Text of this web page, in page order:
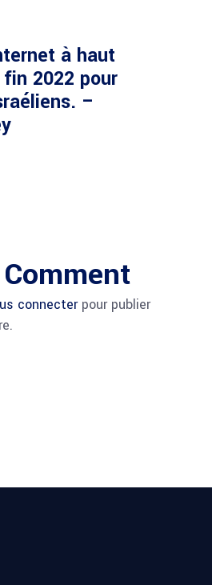
à haut
2022 pour
–
connecterpour publier